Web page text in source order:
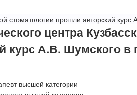
стоматологии прошли авторский курс
центра
курс А.В. Шумского в
высшей категории